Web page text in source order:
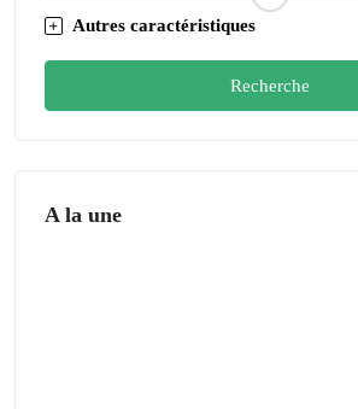
Autres caractéristiques
Recherche
A la une